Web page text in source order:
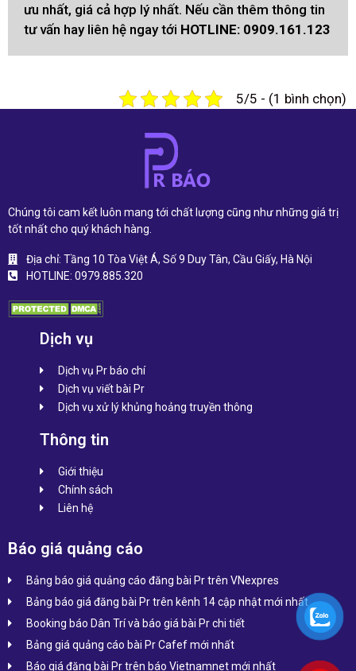
ưu nhất, giá cả hợp lý nhất. Nếu cần thêm thông tin
tư vấn hay liên hệ ngay tới HOTLINE: 0909.161.123
5/5 - (1 bình chọn)
Chúng tôi cam kết luôn mang tới chất lượng cũng như những giá trị
tốt nhất cho quý khách hàng.
Địa chỉ: Tầng 10 Tòa Việt Á, Số 9 Duy Tân, Cầu Giấy, Hà Nội
HOTLINE: 0979.885.320
Dịch vụ
Dịch vụ Pr báo chí
Dịch vụ viết bài Pr
Dịch vụ xử lý khủng hoảng truyền thông
Thông tin
Giới thiệu
Chính sách
Liên hệ
Báo giá quảng cáo
Bảng báo giá quảng cáo đăng bài Pr trên VNexpres
Bảng báo giá đăng bài Pr trên kênh 14 cập nhật mới nhất
Booking báo Dân Trí và báo giá bài Pr chi tiết
Bảng giá quảng cáo bài Pr Cafef mới nhất
Báo giá đăng bài Pr trên báo Vietnamnet mới nhất